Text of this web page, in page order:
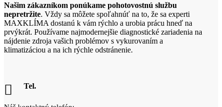
Našim zákazníkom ponúkame pohotovostnú službu
nepretržite. Vždy sa môžete spoľahnúť na to, že sa experti
MAXKLÍMA dostanú k vám rýchlo a urobia prácu hneď na
prvýkrát. Používame najmodernejšie diagnostické zariadenia na
nájdenie zdroja vašich problémov s vykurovaním a
klimatizáciou a na ich rýchle odstránenie.
Tel.